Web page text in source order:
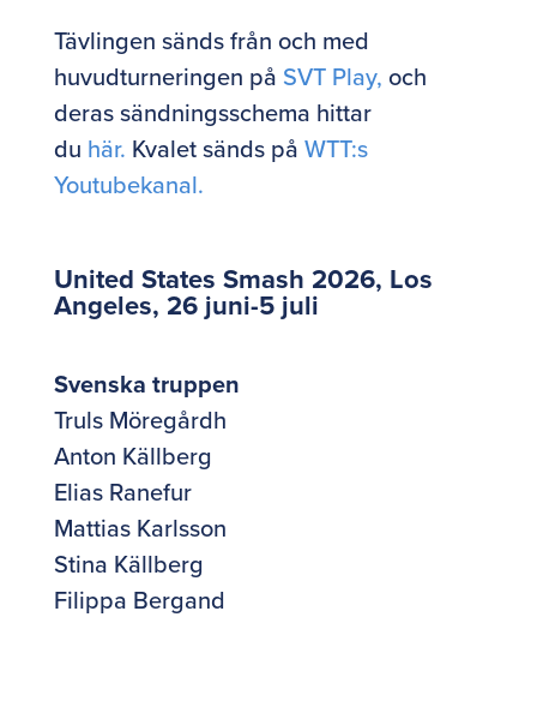
Tävlingen sänds från och med
huvudturneringen på SVT Play, och
deras sändningsschema hittar
du här. Kvalet sänds på WTT:s
Youtubekanal.
United States Smash 2026, Los
Angeles, 26 juni-5 juli
Svenska truppen
Truls Möregårdh
Anton Källberg
Elias Ranefur
Mattias Karlsson
Stina Källberg
Filippa Bergand